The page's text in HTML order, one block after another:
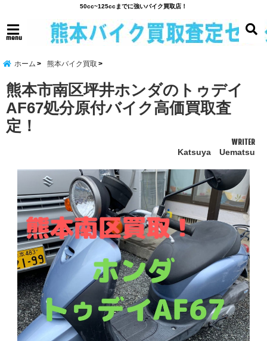
50cc~125ccまでに強いバイク買取店！
menu
ホーム 熊本バイク買取
熊本市南区坪井ホンダのトゥデイ
AF67処分原付バイク高価買取査
定！
WRITER
Katsuya Uematsu